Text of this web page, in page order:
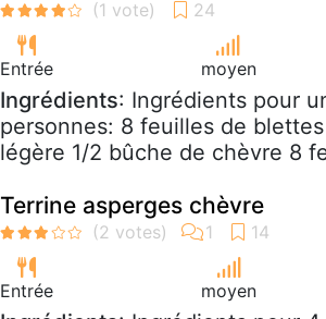
Entrée moyen
Ingrédients: Ingrédients pour
personnes: 8 feuilles de
légère 1/2 bûche de chèvre 8
Terrine asperges chèvre
Entrée moyen